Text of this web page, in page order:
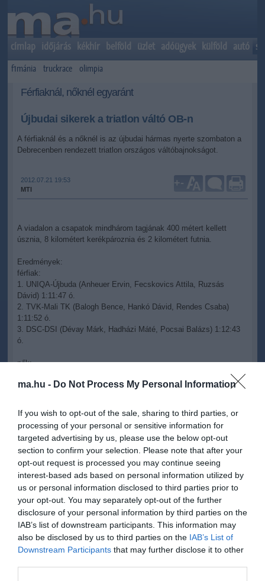
ma.hu - Do Not Process My Personal Information
If you wish to opt-out of the sale, sharing to third parties, or
processing of your personal or sensitive information for
targeted advertising by us, please use the below opt-out
section to confirm your selection. Please note that after your
opt-out request is processed you may continue seeing
interest-based ads based on personal information utilized by
us or personal information disclosed to third parties prior to
your opt-out. You may separately opt-out of the further
disclosure of your personal information by third parties on the
IAB’s list of downstream participants. This information may
also be disclosed by us to third parties on the IAB’s List of
Downstream Participants that may further disclose it to other
címlap időjárás kékhír belföld üzlet adóügyek külföld autó
f1mánia truckrace olimpia
Férfiaknál, nőknél egyaránt
Újbudai sikerek a triatlon váltó OB-n
A férfiaknál és a nőknél is az újbudai hármas nyerte szombaton a
Debrecenben rendezett triatlon országos váltóbajnokságot.
2012.07.21 19:53
MTI
+-
A viadalon a csapatok mindhárom tagjának 400 métert kellett
úsznia, 8 kilométert kerékpároznia és 2 kilométert futnia.
Eredmények:
férfiak:
1. UNIQA-Újbuda (Anheuer Ervin, Fecskovics Attila, Ruzsás
Dávid) 1:11:47 ó.
2. TVK-Mali TK (Balogh Bence, Hankó Dávid, Rendes Csaba)
1:11:52 ó.
3. DSC-DSI (Dévay Márk, Hadházi Máté, Pocsai Balázs) 1:12:43
ó.
nők:
1. UNIQA-Újbuda (Horváth Zsanett, Dudás Eszter, Takács Anna)
1:25:08 ó.
3. Mogyi SE Baja (Horváth Hanna, Sárszegi Noémi, Sörös Katalin)
1:27:33 ó.
Kapcsolódó írások:
Poór Brigitta hatodik lett a tereptriatlon Európa-bajnokságon
Triatlon - Vanek Margit hatodik lett Larachében
Sportszenzáció a videón: triatlonon indul a robot